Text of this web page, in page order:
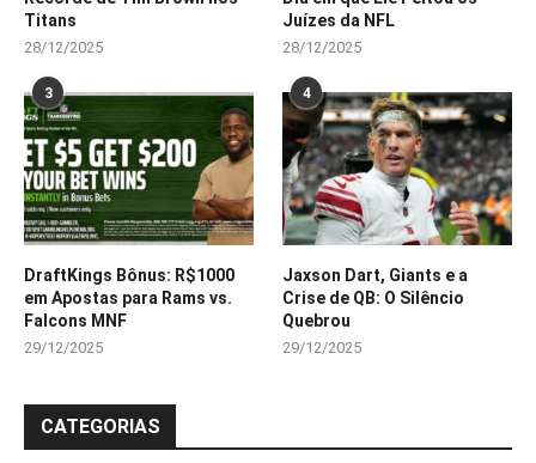
Titans
28/12/2025
Juízes da NFL
28/12/2025
3
DraftKings Bônus: R$1000
em Apostas para Rams vs.
Falcons MNF
29/12/2025
4
Jaxson Dart, Giants e a
Crise de QB: O Silêncio
Quebrou
29/12/2025
CATEGORIAS